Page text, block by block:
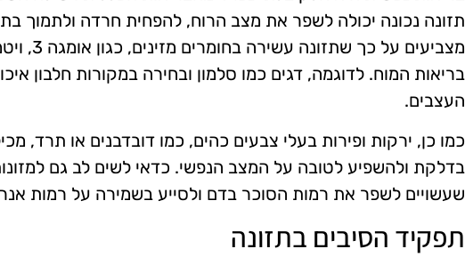
תזונה נכונה יכולה לשפר את מצב הרוח, להפחית חרדה ולתמוך
מצביעים
בריאות המוח. לדוגמה, דגים כמו סלמון ובחירה במקורות חלבון
העצבים.
כמו כן, ירקות ופירות בעלי צבעים כהים, כמו דובדבנים או תרד,
בדלקת ולהשפיע לטובה על המצב הנפשי. כדאי לשים לב גם
שעשויים לשפר את רמות הסוכר בדם ולסייע בשמירה על רמות
תפקיד הסיבים בתזונה